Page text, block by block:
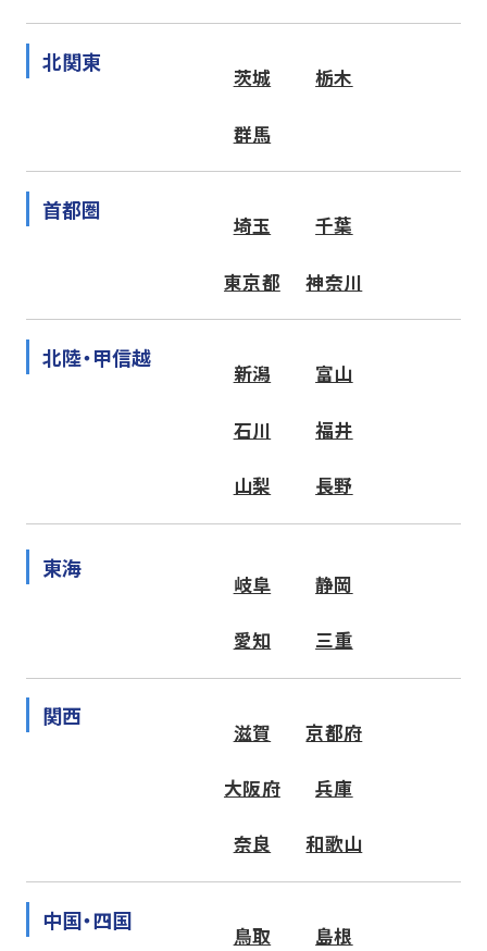
北関東
茨城 栃木
群馬
首都圏
埼玉 千葉
東京都 神奈川
北陸・甲信越
新潟 富山
石川 福井
山梨 長野
東海
岐阜 静岡
愛知 三重
関西
滋賀 京都府
大阪府 兵庫
奈良 和歌山
中国・四国
鳥取 島根